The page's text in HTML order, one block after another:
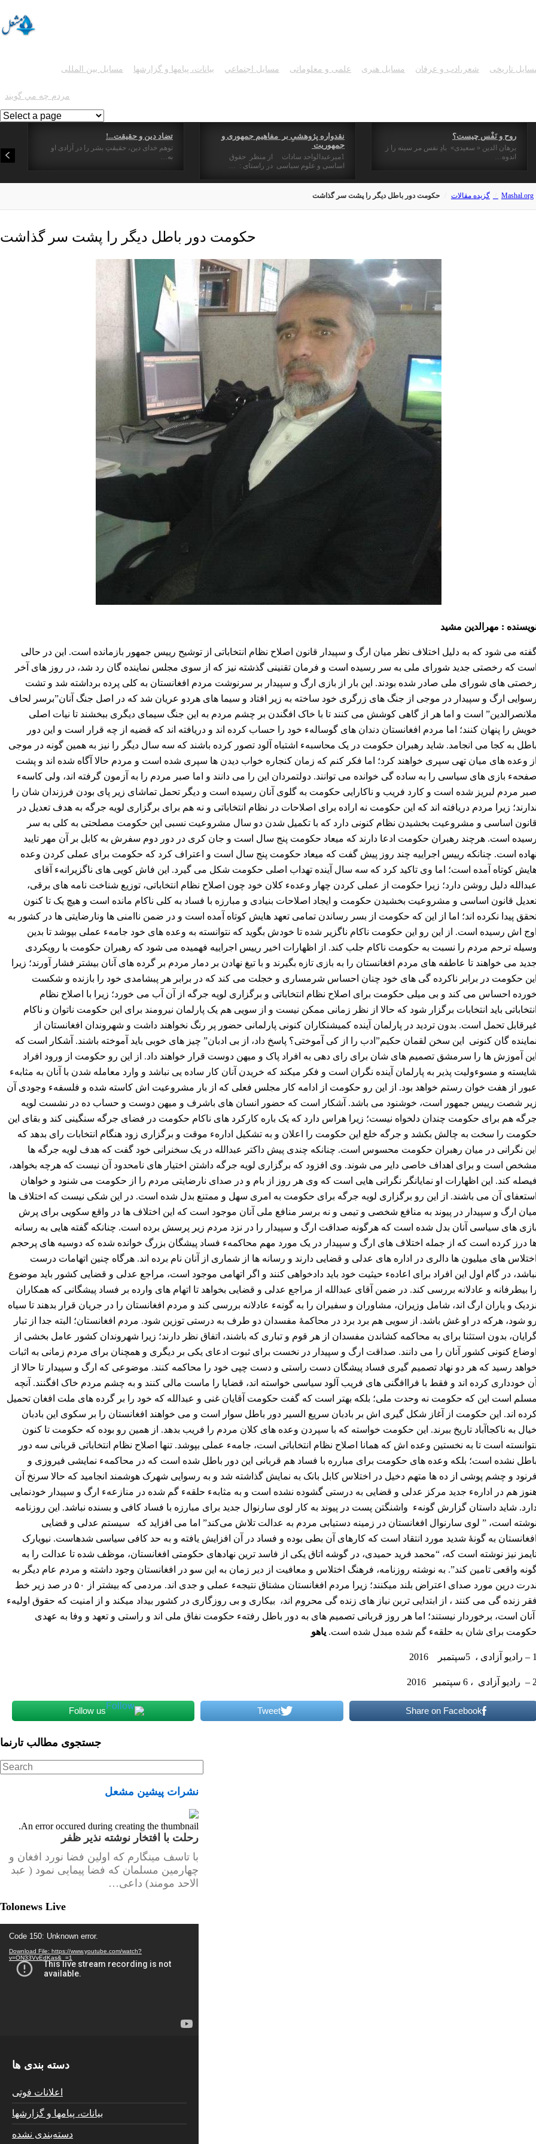
مسایل بین المللی بیانات، پیامها و گزارشها مسايل اجتماعي علمی و معلوماتی مسايل هنری شعر،ادب و عرفان تاریخی
مردم چه مي گويند
تضاد دین و حقیقت...!
توهم خدای دین، حقیقتِ بشر را در آزادی او
به…
نقدواره پژوهشیِ بر مفاهیم جمهوری و
جمهوریت
1میرعبدالواحد سادات از منظر حقوق
اساسی و علوم سیاسی در راستای : …
روح و نَفْس چیست؟
برهان الدین « سعیدی» بادِ نفس مر سینه را ز
اندوه…
Mashal.org گزیده مقالات حکومت دور باطل دیگر را پشت سر گذاشت
حکومت دور باطل دیگر را پشت سر گذاشت
: مهرالدین مشید
می شود که به دلیل اختلاف نظر میان ارگ و سپیدار قانون اصلاح نظام انتخاباتی از توشیح رییس جمهور بازمانده است. این در حالی
است که رخصتی جدید شورای ملی به سر رسیده است و فرمان تقنینی گذشته نیز که از سوی مجلس نماینده گان رد شد، در روز های آخر
رخصتی های شورای ملی صادر شده بودند. این بار از بازی ارگ و سپیدار بر سرنوشت مردم افغانستان به کلی پرده برداشته شد و تشت
رسوایی ارگ و سپیدار در موجی از جنگ های زرگری خود ساخته به زیر افتاد و سیما های هردو عریان شد که در اصل جنگ آنان”برسر لحاف
ملانصرالدین” است و اما هر از گاهی کوشش می کنند تا با خاک افگندن بر چشم مردم به این جنگ سیمای دیگری ببخشند تا نیات اصلی
خویش را پنهان کنند؛ اما مردم افغانستان دندان های گوسالهء خود را حساب کرده اند و دریافته اند که قضیه از چه قرار است و این دور
باطل به کجا می انجامد. شاید رهبران حکومت در یک محاسبهء اشتباه آلود تصور کرده باشند که سه سال دیگر را نیز به همین گونه در موجی
از وعده های میان تهی سپری خواهند کرد؛ اما فکر کنم که زمان کنجاره خواب دیدن ها سپری شده است و مردم حالا آگاه شده اند و پشت
صفحهء بازی های سیاسی را به ساده گی خوانده می توانند. دولتمردان این را می دانند و اما صبر مردم را به آزمون گرفته اند، ولی کاسهء
صبر مردم لبریز شده است و کارد فریب و ناکارایی حکومت به گلوی آنان رسیده است و دیگر تحمل تماشای زیر پای بودن فرزندان شان را
ندارند؛ زیرا مردم دریافته اند که این حکومت نه اراده برای اصلاحات در نظام انتخاباتی و نه هم برای برگزاری لویه جرگه به هدف تعدیل در
قانون اساسی و مشروعیت بخشیدن نظام کنونی دارد که با تکمیل شدن دو سال مشروعیت نسبی این حکومت مصلحتی به کلی به سر
رسیده است. هرچند رهبران حکومت ادعا دارند که میعاد حکومت پنج سال است و جان کری در دور دوم سفرش به کابل بر آن مهر تایید
نهاده است. چنانکه رییس اجراییه چند روز پیش گفت که میعاد حکومت پنج سال است و اعتراف کرد که حکومت برای عملی کردن وعده
کوتاه آمده است؛ اما وی تاکید کرد که سه سال آینده تهداب اصلی حکومت شکل می گیرد. این فاش کویی های ناگزیرانهء آقای
عبدالله دلیل روشن دارد؛ زیرا حکومت از عملی کردن چهار وعدهء کلان خود چون اصلاح نظام انتخاباتی، توزیع شناخت نامه های برقی،
قانون اساسی و مشروعیت بخشیدن حکومت و ایجاد اصلاحات بنیادی و مبارزه با فساد به کلی ناکام مانده است و هیچ یک تا کنون
پیدا نکرده اند؛ اما از این که حکومت از بسر رساندن تمامی تعهد هایش کوتاه آمده است و در ضمن ناامنی ها ونارضایتی ها در کشور به
اوج اش رسیده است. از این رو این حکومت ناکام ناگزیر شده تا خودش بگوید که نتوانسته به وعده های خود جامهء عملی بپوشد تا بدین
وسیله ترحم مردم را نسبت به حکومت ناکام جلب کند. از اظهارات اخیر رییس اجراییه فهمیده می شود که رهبران حکومت با رویکردی
جدید می خواهند تا عاطفه های مردم افغانستان را به بازی تازه بگیرند و با تیغ نهادن بر دمار مردم بر گرده های آنان بیشتر فشار آورند؛ زیرا
این حکومت در برابر ناکرده گی های خود چنان احساس شرمساری و خجلت می کند که در برابر هر پبشامدی خود را بازنده و شکست
خورده احساس می کند و بی میلی حکومت برای اصلاح نظام انتخاباتی و برگزاری لویه جرگه از آن آب می خورد؛ زیرا با اصلاح نظام
انتخاباتی باید انتخابات برگزار شود که حالا از نظر زمانی ممکن نیست و از سویی هم یک پارلمان نیرومند برای این حکومت ناتوان و ناکام
تحمل است. بدون تردید در پارلمان آینده کمیشنکاران کنونی پارلمانی حضور پر رنگ نخواهند داشت و شهروندان افغانستان از
نماینده گان کنونی این سخن لقمان حکیم”ادب را از کی آموختی؟ پاسخ داد، از بی ادبان” چیز های خوبی باید آموخته باشند. آشکار است که
این آموزش ها را سرمشق تصمیم های شان برای رای دهی به افراد پاک و میهن دوست قرار خواهند داد. از این رو حکومت از ورود افراد
شایسته و مسوءولیت پذیر به پارلمان آینده نگران است و فکر میکند که خریدن آنان کار ساده یی نباشد و وارد معامله شدن با آنان به مثابهء
عبور از هفت خوان رستم خواهد بود. از این رو حکومت از ادامه کار مجلس فعلی که از بار مشروعیت اش کاسته شده و فلسفهء وجودی آن
زیر شصت رییس جمهور است، خوشنود می باشد. آشکار است که حضور انسان های باشرف و میهن دوست و حساب ده در نشست لویه
جرگه هم برای حکومت چندان دلخواه نیست؛ زیرا هراس دارد که یک باره کارکرد های ناکام حکومت در فضای جرگه سنگینی کند و بقای این
حکومت را سخت به چالش بکشد و جرگه خلع این حکومت را اعلان و به تشکیل ادارهء موقت و برگزاری زود هنگام انتخابات رای بدهد که
این نگرانی در میان رهبران حکومت محسوس است. چنانکه چندی پیش داکتر عبدالله در یک سخنرانی خود گفت که هدف لویه جرگه ها
مشخص است و برای اهداف خاصی دایر می شوند. وی افزود که برگزاری لویه جرگه داشتن اختیار های نامحدود آن نیست که هرچه بخواهد،
فیصله کند. این اظهارات او نمایانگر نگرانی هایی است که وی هر روز از بام و در صدای نارضایتی مردم را از حکومت می شنود و خواهان
استعفای آن می باشند. از این رو برگزاری لویه جرگه برای حکومت به امری سهل و ممتنع بدل شده است. در این شکی نیست که اختلاف ها
میان ارگ و سپیدار در پیوند به منافع شخصی و تیمی و نه برسر منافع ملی آنان موجود است که این اختلاف ها در واقع سکویی برای پرش
بازی های سیاسی آنان بدل شده است که هرگونه صداقت ارگ و سپیدار را در نزد مردم زیر پرسش برده است. چنانکه گفته هایی به رسانه
درز کرده است که از جمله اختلاف های ارگ و سپیدار در یک مورد مهم محاکمهء فساد پیشگان بزرگ خوانده شده که دوسیه های پرحجم
اختلاس های میلیون ها دالری در اداره های عدلی و قضایی دارند و رسانه ها از شماری از آنان نام برده اند. هرگاه چنین اتهامات درست
نباشد، در گام اول این افراد برای اعادهء حیثیت خود باید دادخواهی کنند و اگر اتهامی موجود است، مراجع عدلی و قضایی کشور باید موضوع
را بیطرفانه و عادلانه بررسی کند. در ضمن آقای عبدالله از مراجع عدلی و قضایی بخواهد تا اتهام های وارده بر فساد پیشگانی که همکاران
نزدیک و یاران ارگ اند، شامل وزیران، مشاوران و سفیران را به گونهء عادلانه بررسی کند و مردم افغانستان را در جریان قرار بدهند تا سیاه
رو شود، هرکه در او غش باشد. از سویی هم برد برد در محاکمۀ مفسدان دو طرف به درستی توزین شود. مردم افغانستان؛ البته جدا از تبار
بدون استثنا برای به محاکمه کشاندن مفسدان از هر قوم و تباری که باشند، اتفاق نظر دارند؛ زیرا شهروندان کشور عامل بخشی از
اوضاع کنونی کشور آنان را می دانند. صداقت ارگ و سپیدار در نخست برای ثبوت ادعای یکی بر دیگری و همچنان برای مردم زمانی به اثبات
خواهد رسید که هر دو نهاد تصمیم گیری فساد پیشگان دست راستی و دست چپی خود را محاکمه کنند. موضوعی که ارگ و سپیدار تا حالا از
آن خودداری کرده اند و فقط با فراافگنی های فریب آلود سیاسی خواسته اند، قضایا را ماست مالی کنند و به چشم مردم خاک افگنند. آنچه
مسلم است این که حکومت نه وحدت ملی؛ بلکه بهتر است که گفت حکومت آقایان غنی و عبدالله که خود را بر گرده های ملت افغان تحمیل
اند. این حکومت از آغاز شکلگیری اش بر بادبان سریع السیر دور باطل سوار است و می خواهند افغانستان را بر سکوی این بادبان
خیال به ناکجاآباد تاریخ ببرند. این حکومت خواسته که با سپردن وعده های کلان مردم را فریب بدهد. از همین رو بوده که حکومت تا کنون
نتوانسته است تا به نخستین وعده اش که همانا اصلاح نظام انتخاباتی است، جامهء عملی بپوشد. تنها اصلاح نظام انتخاباتی قربانی سه دور
باطل نشده است؛ بلکه وعده های حکومت برای مبارره با فساد هم قربانی این دور باطل شده است که در محاکمهء نمایشی فیروزی و
فرنود و چشم پوشی از ده ها متهم دخیل در اختلاس کابل بانک به نمایش گذاشته شد و به رسوایی شهرک هوشمند انجامید که حالا سرنخ آن
هم در ادارهء جدید مرکز عدلی و قضایی به درستی گشوده نشده است و به مثابهء حلقهء گم شده در منازعهء ارگ و سپیدار خودنمایی
شاید داستان گزارش گونهء واشنگتن پست در پیوند به کار لوی سارنوال جدید برای مبارزه با فساد کافی و بسنده نباشد. این روزنامه
نوشته است، ” لوی سارنوال افغانستان در زمینه دستیابی مردم به عدالت تلاش می‌کند” اما می افزاید که سیستم عدلی و قضایی
افغانستان به گونۀ شدید مورد انتقاد است که کارهای آن بطی بوده و فساد در آن افزایش یافته و به حد کافی سیاسی شده‎است.
نیویارک
نیز نوشته است که، “محمد فرید حمیدی، در گوشه اتاق یکی از فاسد ترین نهادهای حکومتی افغانستان، موظف شده تا عدالت را به
واقعی تامین کند”. به نوشته روزنامه، فرهنگ اختلاس و معافیت از دیر زمان به این سو در افغانستان وجود داشته و مردم عام دیگر به
ندرت درین مورد صدای اعتراض بلند می‎کنند؛ زیرا مردم افغانستان مشتاق نتیجهء عملی و جدی اند. مردمی که بیشتر از ۵۰ در صد زیر خط
فقر زنده گی می کنند ، از ابتدایی تربن نیاز های زنده گی محروم اند، بیکاری و بی روزگاری در کشور بیداد میکند و از امنیت که حقوق اولیهء
آنان است، برخوردار نیستند؛ اما هر روز قربانی تصمیم های به دور باطل رفتهء حکومت نفاق ملی اند و راستی و تعهد و وفا به عهدی
حکومت برای شان به حلقهء گم شده مبدل شده است.یاهو
1 – رادیو آزادی ، 5سپتمبر 2016
2 – رادیو آزادی ، 6 سپتمبر 2016
Share on Facebook
Tweet
Follow us
جستجوی مطالب تارنما
نشرات پیشین مشعل
An error occured during creating the thumbnail.
رحلت با افتخار نوشته نذیر ظفر
با تاسف مینگارم که اولین فضا نورد افغان و
چهارمین مسلمان که فضا پیمایی نمود ( عبد
الاحد مومند) داعی…
Tolonews Live
Player
Code 150: Unknown error.
Download File: https://www.youtube.com/watch?
v=ON33VvEdKas&_=1
دسته بندی ها
اعلانات فوتی
بیانات، پیامها و گزارشها
دسته‌بندی نشده